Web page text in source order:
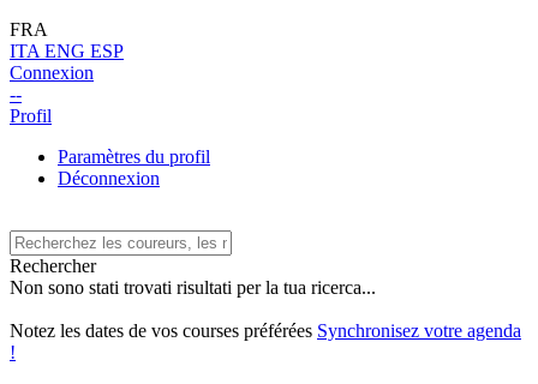
FRA
ITA ENG ESP
Connexion
--
Profil
Paramètres du profil
Déconnexion
Rechercher
Non sono stati trovati risultati per la tua ricerca...
Notez les dates de vos courses préférées Synchronisez votre agenda
!